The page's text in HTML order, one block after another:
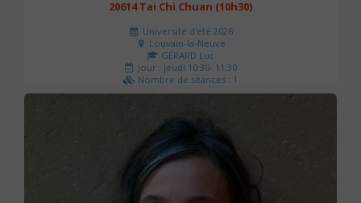
20614 Tai Chi Chuan (10h30)
Université d'été 2026
Louvain-la-Neuve
GÉRARD Luc
Jour : jeudi 10:30- 11:30
Nombre de séances : 1
0 €